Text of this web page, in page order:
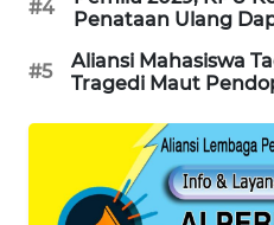
#4
Penataan Ulang
#5
Aliansi Mahasiswa
Tragedi Maut